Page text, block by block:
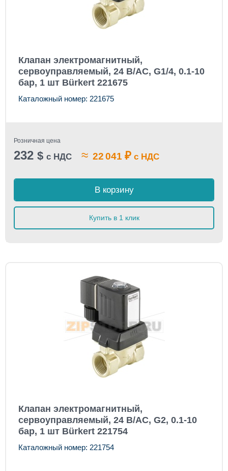
Клапан электромагнитный,
сервоуправляемый, 24 В/AC, G1/4, 0.1-10
бар, 1 шт Bürkert 221675
Каталожный номер: 221675
Розничная цена
232 $ с НДС ≈ 22 041 ₽ с НДС
В корзину
Купить в 1 клик
Клапан электромагнитный,
сервоуправляемый, 24 В/AC, G2, 0.1-10
бар, 1 шт Bürkert 221754
Каталожный номер: 221754